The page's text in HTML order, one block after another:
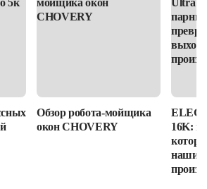
Обзор робота-мойщика
окон CHOVERY
16K:
наши